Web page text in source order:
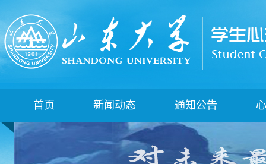
首页 新闻动态 通知公告